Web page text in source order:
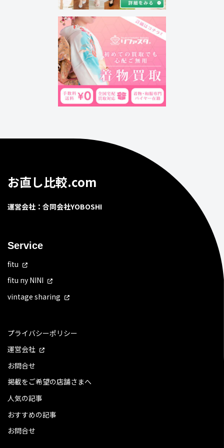
お直し比較.com
運営会社：合同会社YOBOSHI
Service
fitu
fitu ny NINI
vintage sharing
プライバシーポリシー
運営会社
お問合せ
掲載をご希望の店舗さまへ
人気の記事
おすすめの記事
お問合せ